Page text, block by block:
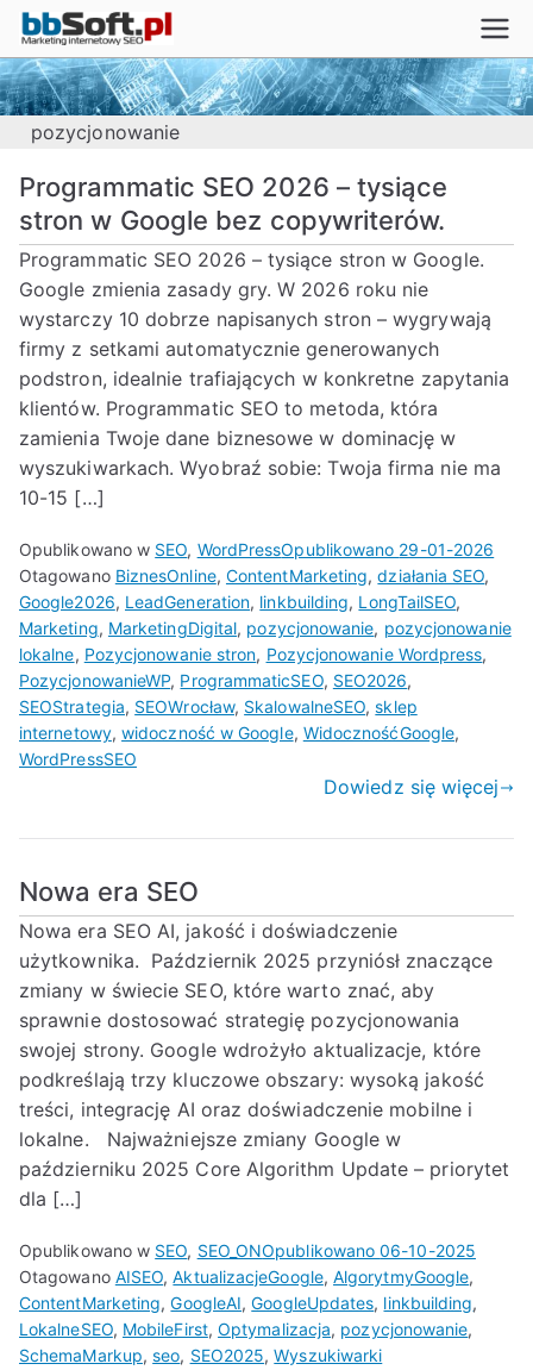
Przejdź
do
treści
bbSoft.pl
Pozycjonowanie stron internetowych
SEO SEM. Indeksowanie stron,
pomoc optymalizacja WordPress.
pozycjonowanie
Programmatic SEO 2026 – tysiące
stron w Google bez copywriterów.
Programmatic SEO 2026 – tysiące stron w Google.
Google zmienia zasady gry. W 2026 roku nie
wystarczy 10 dobrze napisanych stron – wygrywają
firmy z setkami automatycznie generowanych
podstron, idealnie trafiających w konkretne zapytania
klientów. Programmatic SEO to metoda, która
zamienia Twoje dane biznesowe w dominację w
wyszukiwarkach. Wyobraź sobie: Twoja firma nie ma
10-15 […]
Opublikowano w SEO, WordPressOpublikowano 29-01-2026
Otagowano BiznesOnline, ContentMarketing,działania SEO,
Google2026, LeadGeneration, linkbuilding, LongTailSEO,
Marketing, MarketingDigital, pozycjonowanie, pozycjonowanie
lokalne, Pozycjonowanie stron, Pozycjonowanie Wordpress,
PozycjonowanieWP, ProgrammaticSEO, SEO2026,
SEOStrategia, SEOWrocław, SkalowalneSEO,sklep
internetowy,widoczność w Google, WidocznośćGoogle,
WordPressSEO
Dowiedz się więcej
Nowa era SEO
Nowa era SEO AI, jakość i doświadczenie
użytkownika. Październik 2025 przyniósł znaczące
zmiany w świecie SEO, które warto znać, aby
sprawnie dostosować strategię pozycjonowania
swojej strony. Google wdrożyło aktualizacje, które
podkreślają trzy kluczowe obszary: wysoką jakość
treści, integrację AI oraz doświadczenie mobilne i
lokalne. Najważniejsze zmiany Google w
październiku 2025 Core Algorithm Update – priorytet
dla […]
Opublikowano w SEO, SEO_ONOpublikowano06-10-2025
Otagowano AISEO,AktualizacjeGoogle,AlgorytmyGoogle,
ContentMarketing,GoogleAI,GoogleUpdates, linkbuilding,
LokalneSEO, MobileFirst,Optymalizacja, pozycjonowanie,
SchemaMarkup,seo, SEO2025,Wyszukiwarki